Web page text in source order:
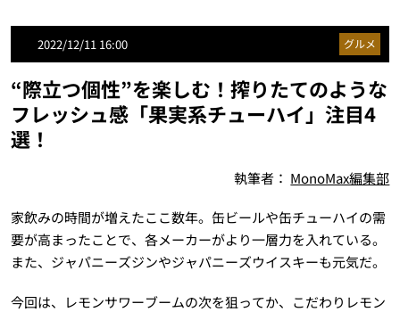
2022/12/11 16:00 グルメ
“際立つ個性”を楽しむ！搾りたてのような
フレッシュ感「果実系チューハイ」注目4
選！
執筆者： MonoMax編集部
家飲みの時間が増えたここ数年。缶ビールや缶チューハイの需
要が高まったことで、各メーカーがより一層力を入れている。
また、ジャパニーズジンやジャパニーズウイスキーも元気だ。
今回は、レモンサワーブームの次を狙ってか、こだわりレモン